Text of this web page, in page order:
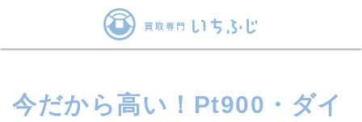
今だから高い！Pt900・ダイ